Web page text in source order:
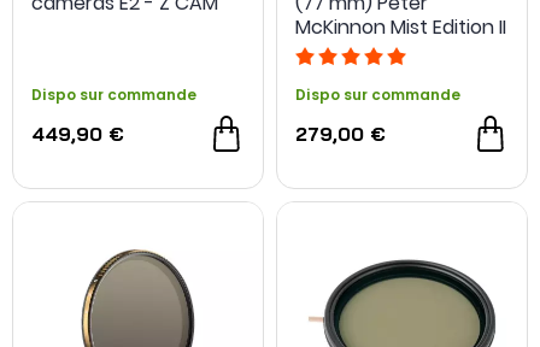
Dispo sur commande
449,90 €
McKinnon Mist Edition II
- PolarPro
Dispo sur commande
279,00 €